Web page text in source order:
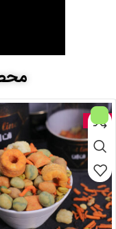
حراج